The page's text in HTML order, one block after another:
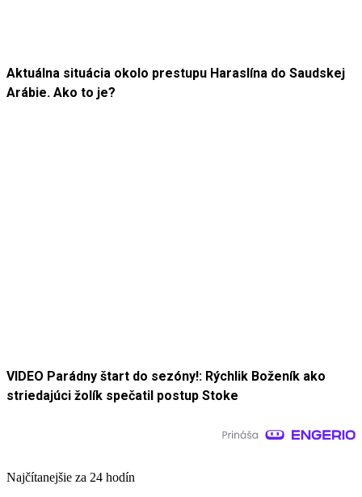
Aktuálna situácia okolo prestupu Haraslína do Saudskej
Arábie. Ako to je?
VIDEO Parádny štart do sezóny!: Rýchlik Boženík ako
striedajúci žolík spečatil postup Stoke
Najčítanejšie za 24 hodín